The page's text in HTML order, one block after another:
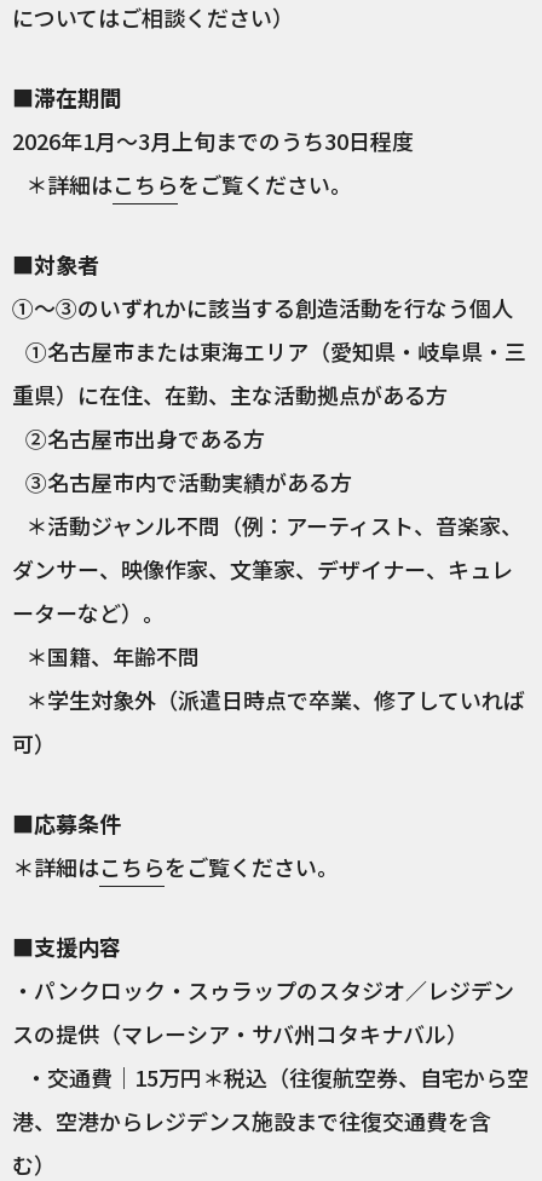
についてはご相談ください）
■滞在期間
2026年1月〜3月上旬までのうち30日程度
＊詳細はこちらをご覧ください。
■対象者
①〜③のいずれかに該当する創造活動を行なう個人
①名古屋市または東海エリア（愛知県・岐阜県・三
重県）に在住、在勤、主な活動拠点がある方
②名古屋市出身である方
③名古屋市内で活動実績がある方
＊活動ジャンル不問（例：アーティスト、音楽家、
ダンサー、映像作家、文筆家、デザイナー、キュレ
ーターなど）。
＊国籍、年齢不問
＊学生対象外（派遣日時点で卒業、修了していれば
可）
■応募条件
＊詳細はこちらをご覧ください。
■支援内容
・パンクロック・スゥラップのスタジオ／レジデン
スの提供（マレーシア・サバ州コタキナバル）
・交通費｜15万円＊税込（往復航空券、自宅から空
港、空港からレジデンス施設まで往復交通費を含
む）